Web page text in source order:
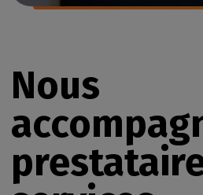
Nous